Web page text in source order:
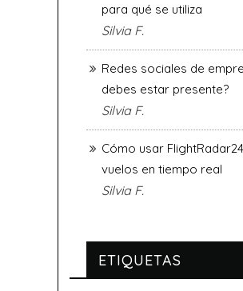
para qué se utiliza
Silvia F.
Redes sociales de
debes estar presente?
Silvia F.
Cómo usar
vuelos en tiempo real
Silvia F.
ETIQUETAS